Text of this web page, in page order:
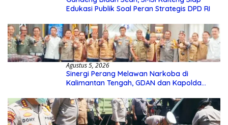
Edukasi Publik Soal Peran Strategis DPD RI
Agustus 5, 2026
Sinergi Perang Melawan Narkoba di
Kalimantan Tengah, GDAN dan Kapolda